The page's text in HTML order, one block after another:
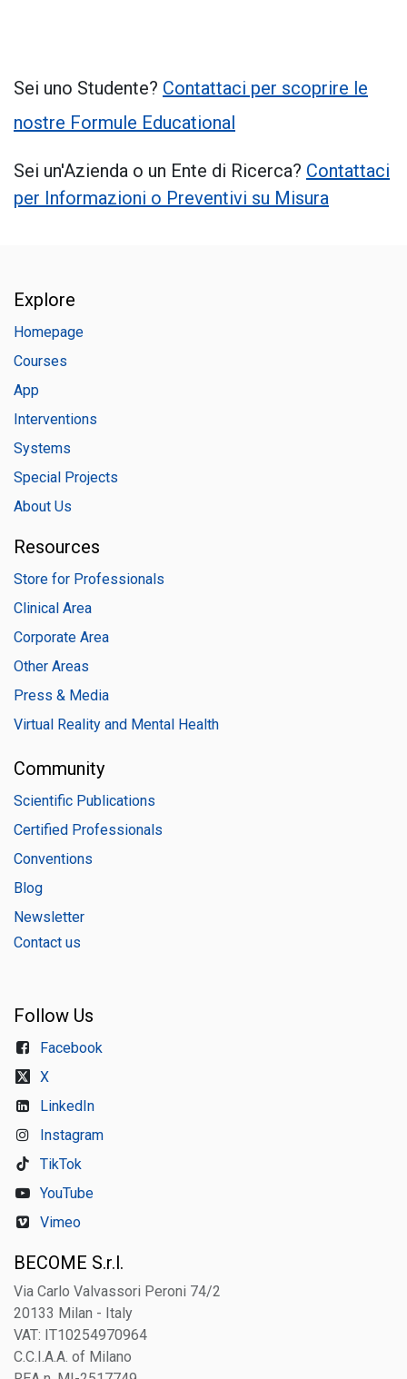
Sei uno Studente? Contattaci per scoprire le
nostre Formule Educational
Sei un'Azienda o un Ente di Ricerca? Contattaci
per Informazioni o Preventivi su Misura
Explore
Homepage
Courses
App
Interventions
Systems
Special Projects
About Us
Resources
Store for Professionals
Clinical Area
Corporate Area
Other Areas
Press & Media
Virtual Reality and Mental Health
Community
Scientific Publications
Certified Professionals
Conventions
Blog
Newsletter
Contact us
Follow Us
Facebook
X
LinkedIn
Instagram
TikTok
YouTube
Vimeo
BECOME S.r.l.
Via Carlo Valvassori Peroni 74/2
20133 Milan - Italy
VAT: IT10254970964
C.C.I.A.A. of Milano